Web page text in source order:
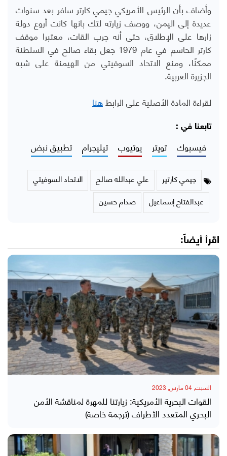
وأضاف بأن الرئيس الأمريكي جيمي كارتر سافر بعد سنوات
عديدة إلى اليمن، ووصف زيارته لتك بانها كانت أروع دولة
زارها على الإطلاق، حتى أنه جرب القات، معتبرا موقف
كارتر الحاسم في عام 1979 جعل بقاء صالح في السلطنة
ممكنًا، ومنع الاتحاد السوفيتي من الهيمنة على شبه
الجزيرة العربية.
لقراءة المادة الأصلية على الرابطهنا
تابعنا في :
فيسبوك تويتر يوتيوب تيليجرام تطبيق نبض
جيمي كارتير علي عبدالله صالح
الاتحاد السوفيتي
عبدالفتاح إسماعيل
صدام حسين
اقرأ أيضاً:
السبت, 04 مارس, 2023
القوات البحرية الأمريكية: زيارتنا للمهرة لمناقشة الأمن
البحري المتعدد الأطراف (ترجمة خاصة)